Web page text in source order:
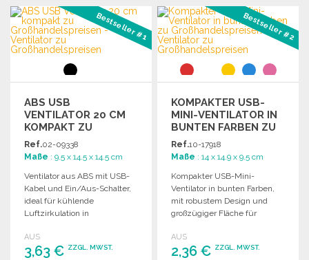
BESTELLEN
Angebot anfordern
BESTELLEN
Angebot anfordern
Bestseller #1
ABS USB
VENTILATOR 20 CM
KOMPAKT ZU
GROSSHANDELSPREISEN
Ref.02-09338
Maße : 9.5 x 14.5 x 14.5 cm
Ventilator aus ABS mit USB-
Kabel und Ein/Aus-Schalter,
ideal für kühlende
Luftzirkulation in
Anwendungen.
AUS
3,63 € ZZGL. MWST.
Bestseller #2
KOMPAKTER USB-
MINI-VENTILATOR IN
BUNTEN FARBEN ZU
GROSSHANDELSPREISEN
Ref.10-17918
Maße : 14 x 14.9 x 9.5 cm
Kompakter USB-Mini-
Ventilator in bunten Farben,
mit robustem Design und
großzügiger Fläche für
stilvoller
Geschenkverpackung.
AUS
2,36 € ZZGL. MWST.